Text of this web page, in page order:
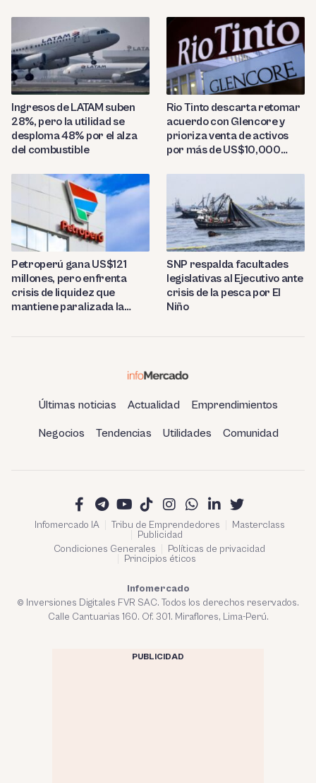
Ingresos de LATAM suben
28%, pero la utilidad se
desploma 48% por el alza
del combustible
Rio Tinto descarta retomar
acuerdo con Glencore y
prioriza venta de activos
por más de US$10,000
Petroperú gana US$121
millones, pero enfrenta
crisis de liquidez que
mantiene paralizada la
SNP respalda facultades
legislativas al Ejecutivo ante
crisis de la pesca por El
Niño
Últimas noticias Actualidad Emprendimientos
Negocios Tendencias Utilidades Comunidad
Infomercado IA Tribu de Emprendedores
Masterclass
Publicidad
Condiciones Generales
Políticas de privacidad
Principios éticos
Infomercado
© Inversiones Digitales FVR SAC. Todos los derechos reservados.
Calle Cantuarias 160. Of. 301. Miraflores, Lima-Perú.
PUBLICIDAD